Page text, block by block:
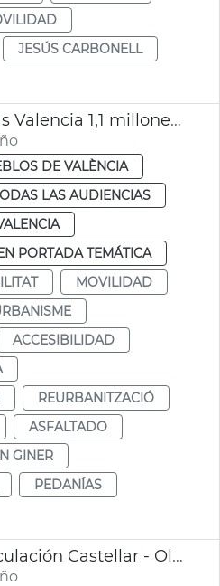
JESÚS CARBONELL
Inversión pedanías Valencia 1,1 millones de euros en un año
DE VALÈNCIA
LAS AUDIENCIAS
PORTADA TEMÁTICA
MOVILIDAD
ACCESIBILIDAD
REURBANITZACIÓ
ASFALTADO
GINER
PEDANÍAS
Reordenación circulación Castellar - Oliveral